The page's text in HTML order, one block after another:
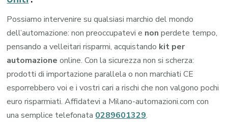
Possiamo intervenire su qualsiasi marchio del mondo
dell’automazione: non preoccupatevi e non perdete tempo,
pensando a velleitari risparmi, acquistando kit per
automazione online. Con la sicurezza non si scherza:
prodotti di importazione parallela o non marchiati CE
esporrebbero voi e i vostri cari a rischi che non valgono pochi
euro risparmiati. Affidatevi a Milano-automazioni.com con
una semplice telefonata 0289601329.